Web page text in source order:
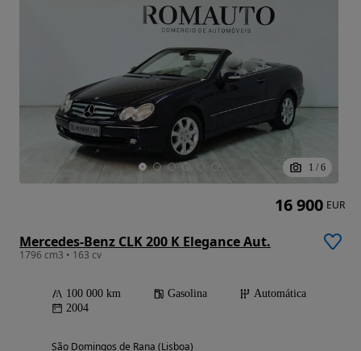
1 / 6
Mercedes-Benz CLK 200 K Elegance Aut.
1796 cm3 • 163 cv
100 000 km Gasolina
Automática
2004
São Domingos de Rana (Lisboa)
16 900 EUR